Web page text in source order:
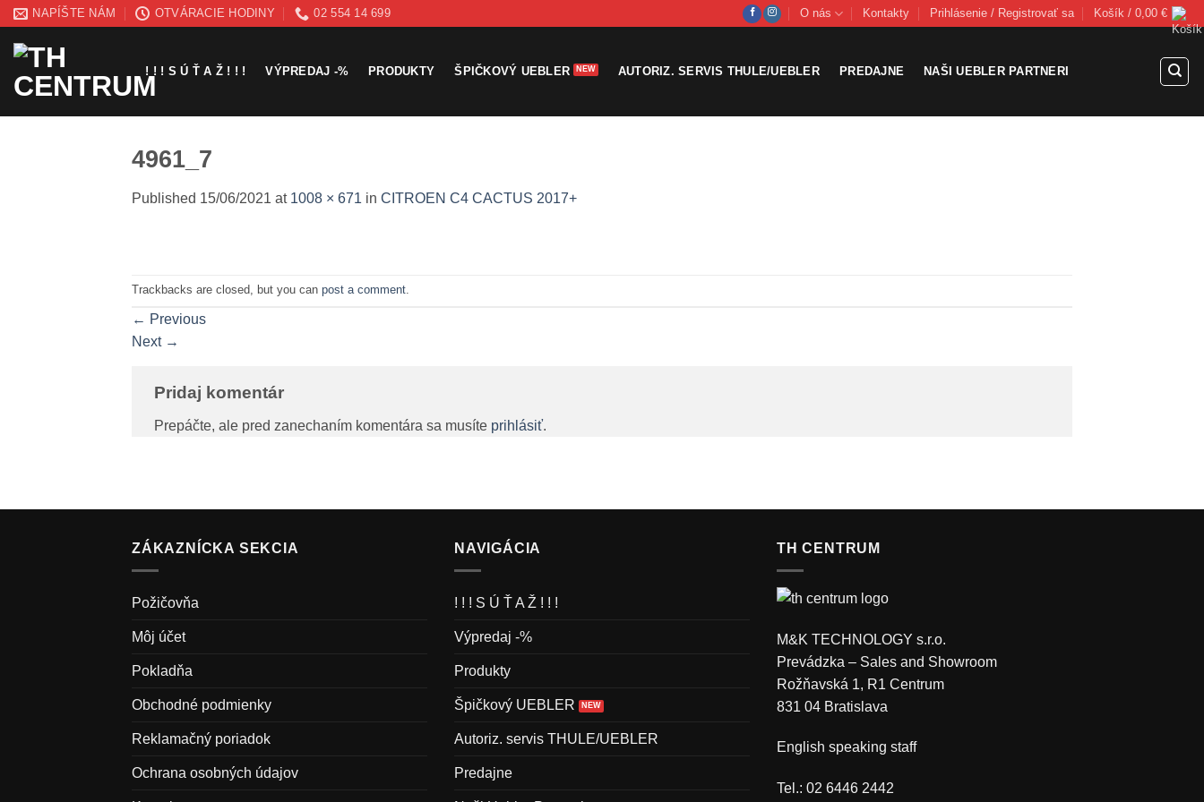
Skip
content
NAPÍŠTE NÁM OTVÁRACIE HODINY 02 554 14 699 O nás Kontakty Prihlásenie / Registrovať sa Košík / 0,00 €
! ! ! S Ú Ť A Ž ! ! ! VÝPREDAJ -% PRODUKTY ŠPIČKOVÝ UEBLER AUTORIZ. SERVIS THULE/UEBLER PREDAJNE NAŠI UEBLER PARTNERI
4961_7
Published 15/06/2021 at 1008 × 671 in CITROEN C4 CACTUS 2017+
Trackbacks are closed, but you can post a comment
← Previous
Next →
Pridaj komentár
Prepáčte, ale pred zanechaním komentára sa musíte prihlásiť.
ZÁKAZNÍCKA SEKCIA
Požičovňa
Môj účet
Pokladňa
Obchodné podmienky
Reklamačný poriadok
Ochrana osobných údajov
NAVIGÁCIA
! ! ! S Ú Ť A Ž ! ! !
Výpredaj -%
Produkty
Špičkový UEBLER
Autoriz. servis THULE/UEBLER
Predajne
TH CENTRUM
M&K TECHNOLOGY s.r.o.
Prevádzka – Sales and Showroom
Rožňavská 1, R1 Centrum
831 04 Bratislava
English speaking staff
Tel.: 02 6446 2442